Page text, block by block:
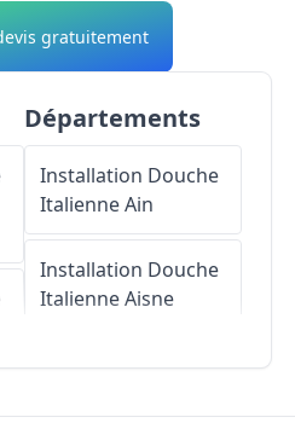
gratuitement
Départements
Installation Douche
ItalienneAin
Installation Douche
ItalienneAisne
Installation Douche